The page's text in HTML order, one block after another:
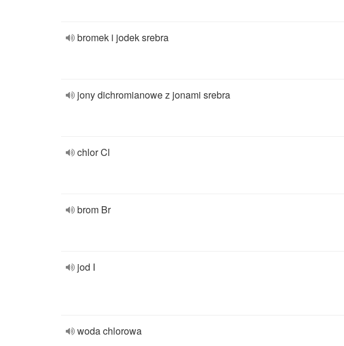
bromek i jodek srebra
jony dichromianowe z jonami srebra
chlor Cl
brom Br
jod I
woda chlorowa